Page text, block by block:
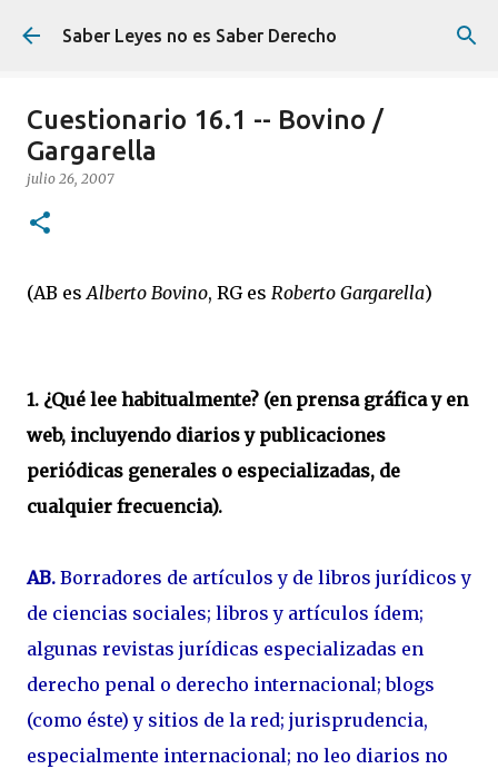
Ir al contenido principal
Saber Leyes no es Saber Derecho
Cuestionario 16.1 -- Bovino /
Gargarella
julio 26, 2007
(AB esAlberto Bovino, RG es Roberto Gargarella)
1. ¿Qué lee habitualmente? (en prensa gráfica y en
web, incluyendo diarios y publicaciones
periódicas generales o especializadas, de
cualquier frecuencia).
AB. Borradores de artículos y de libros jurídicos y
de ciencias sociales; libros y artículos ídem;
algunas revistas jurídicas especializadas en
derecho penal o derecho internacional; blogs
(como éste) y sitios de la red; jurisprudencia,
especialmente internacional; no leo diarios no